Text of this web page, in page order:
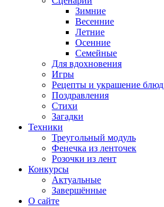
Зимние
Весенние
Летние
Осенние
Семейные
Для вдохновения
Игры
Рецепты и украшение блюд
Поздравления
Стихи
Загадки
Техники
Треугольный модуль
Фенечка из ленточек
Розочки из лент
Конкурсы
Актуальные
Завершённые
О сайте